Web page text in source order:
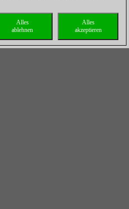
Alles
akzeptieren
Alles
ablehnen